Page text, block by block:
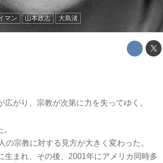
マン 山本政志 大島渚
がり、宗教が次第に力を失ってゆく。
宗教に対する見方が大きく変わった。
生まれ、その後、2001年にアメリカ同時多